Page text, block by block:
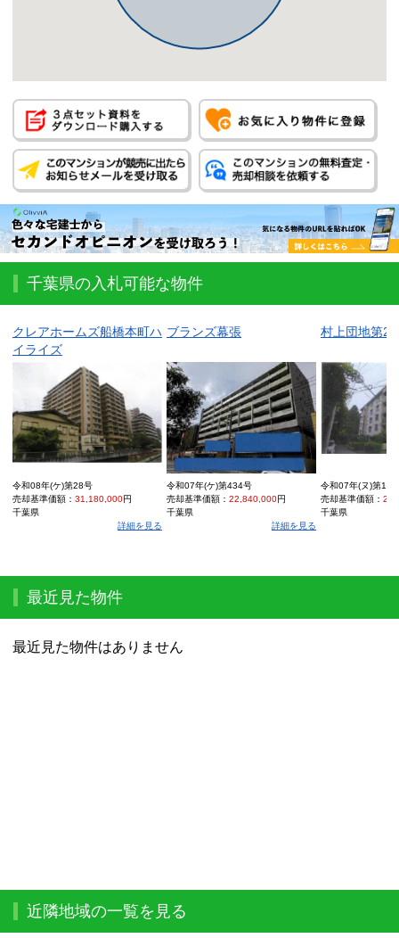
千葉県の入札可能な物件
クレアホームズ船橋本町ハ
イライズ
令和08年(ケ)第28号
売却基準価額： 31,180,000円
千葉県
詳細を見る
ブランズ幕張
令和07年(ケ)第434号
売却基準価額： 22,840,000円
千葉県
詳細を見る
村上団地第
令和07年(ヌ)第146
売却基準価額：
千葉県
最近見た物件
最近見た物件はありません
近隣地域の一覧を見る